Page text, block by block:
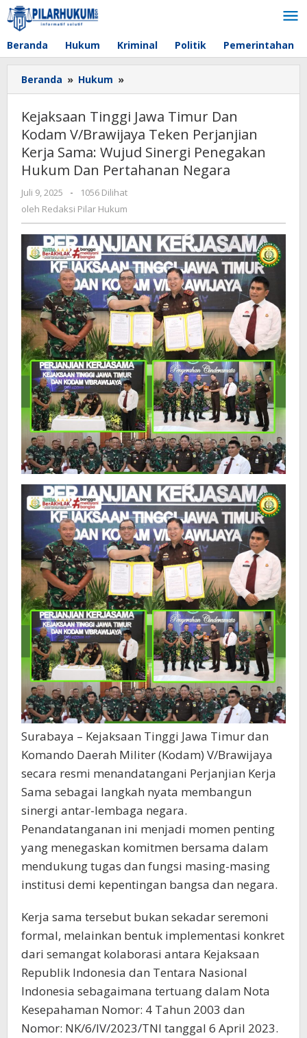
Lewati
ke
konten
Beranda Hukum Kriminal Politik Pemerintahan
Beranda » Hukum »
Tinggi
Timur
Dan
Kodam
V/Brawijaya
Perjanjian
Kerja
Sama:
Wujud
Sinergi
Penegakan
Hukum
Dan
Pertahanan
Negara
Kejaksaan Tinggi Jawa Timur Dan
Kodam V/Brawijaya Teken Perjanjian
Kerja Sama: Wujud Sinergi Penegakan
Hukum Dan Pertahanan Negara
Juli 9, 2025
oleh
Redaksi
Hukum
-
1056 Dilihat
oleh Redaksi Pilar Hukum
Surabaya – Kejaksaan Tinggi Jawa Timur dan
Komando Daerah Militer (Kodam) V/Brawijaya
secara resmi menandatangani Perjanjian Kerja
Sama sebagai langkah nyata membangun
sinergi antar-lembaga negara.
Penandatanganan ini menjadi momen penting
yang menegaskan komitmen bersama dalam
mendukung tugas dan fungsi masing-masing
institusi demi kepentingan bangsa dan negara.
Kerja sama tersebut bukan sekadar seremoni
formal, melainkan bentuk implementasi konkret
dari semangat kolaborasi antara Kejaksaan
Republik Indonesia dan Tentara Nasional
Indonesia sebagaimana tertuang dalam Nota
Kesepahaman Nomor: 4 Tahun 2003 dan
Nomor: NK/6/IV/2023/TNI tanggal 6 April 2023.